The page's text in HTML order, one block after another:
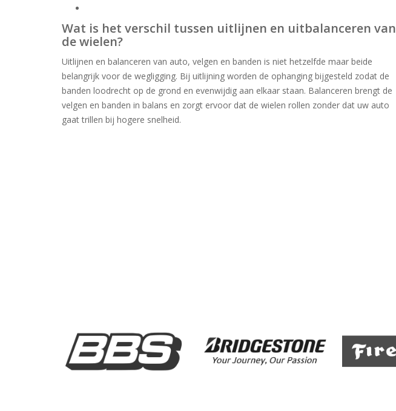
Wat is het verschil tussen uitlijnen en uitbalanceren van
de wielen?
Uitlijnen en balanceren van auto, velgen en banden is niet hetzelfde maar beide
belangrijk voor de wegligging. Bij uitlijning worden de ophanging bijgesteld zodat de
banden loodrecht op de grond en evenwijdig aan elkaar staan. Balanceren brengt de
velgen en banden in balans en zorgt ervoor dat de wielen rollen zonder dat uw auto
gaat trillen bij hogere snelheid.